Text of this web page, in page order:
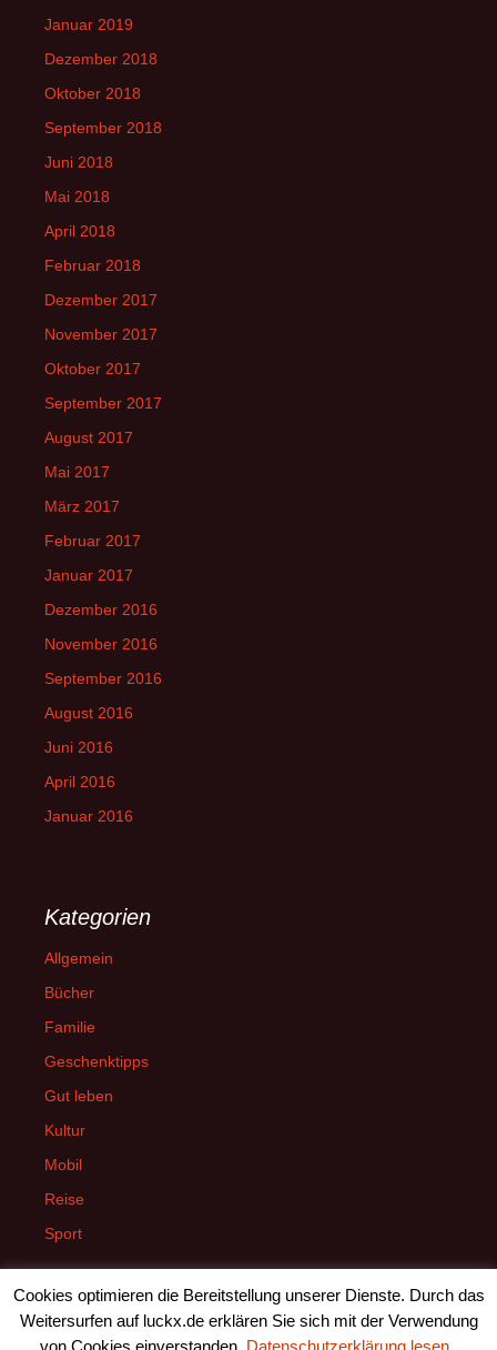
Januar 2019
Dezember 2018
Oktober 2018
September 2018
Juni 2018
Mai 2018
April 2018
Februar 2018
Dezember 2017
November 2017
Oktober 2017
September 2017
August 2017
Mai 2017
März 2017
Februar 2017
Januar 2017
Dezember 2016
November 2016
September 2016
August 2016
Juni 2016
April 2016
Januar 2016
Kategorien
Allgemein
Bücher
Familie
Geschenktipps
Gut leben
Kultur
Mobil
Reise
Sport
Cookies optimieren die Bereitstellung unserer Dienste. Durch das
Weitersurfen auf luckx.de erklären Sie sich mit der Verwendung
von Cookies einverstanden. Datenschutzerklärung lesen